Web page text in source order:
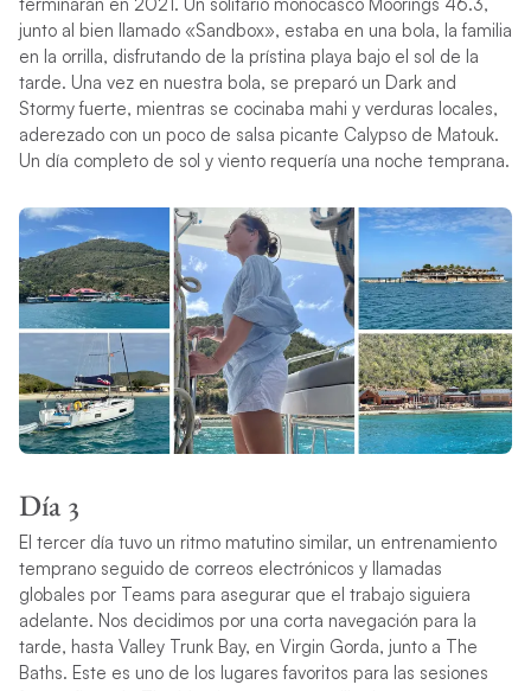
junto al bien llamado «Sandbox», estaba en una bola, la familia
en la orrilla, disfrutando de la prístina playa bajo el sol de la
tarde. Una vez en nuestra bola, se preparó un Dark and
Stormy fuerte, mientras se cocinaba mahi y verduras locales,
aderezado con un poco de salsa picante Calypso de Matouk.
Un día completo de sol y viento requería una noche temprana.
Día 3
El tercer día tuvo un ritmo matutino similar, un entrenamiento
temprano seguido de correos electrónicos y llamadas
globales por Teams para asegurar que el trabajo siguiera
adelante. Nos decidimos por una corta navegación para la
tarde, hasta Valley Trunk Bay, en Virgin Gorda, junto a The
Baths. Este es uno de los lugares favoritos para las sesiones